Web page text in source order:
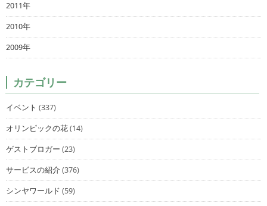
2011年
2010年
2009年
カテゴリー
イベント (337)
オリンピックの花(14)
ゲストブロガー (23)
サービスの紹介(376)
シンヤワールド (59)